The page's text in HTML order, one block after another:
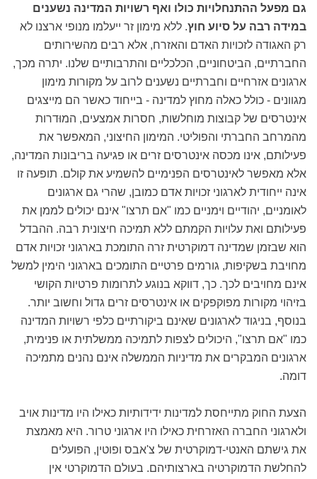
גם מפעל ההתנחלויות כולו ואף רשויות המדינה נשענים
במידה רבה על סיוע חוץ. ללא מימון זר ייעלמו מנופי ארצנו לא
רק האגודה לזכויות האדם והאזרח, אלא רבים מהשירותים
החברתיים, הביטחוניים, הכלכליים והתרבותיים שלנו. יתרה מכך,
ארגונים אזרחיים וחברתיים נשענים לרוב על מקורות מימון
מגוונים - כולל כאלה מחוץ למדינה - בייחוד כאשר הם מייצגים
אינטרסים של קבוצות מוחלשות, חסרות אמצעים, המוּדרות
מהמרחב החברתי והפוליטי. המימון החיצוני, המאפשר את
פעילותם, אינו מכסה אינטרסים זרים או פגיעה בריבונות המדינה,
אלא מאפשר לאינטרסים הפנימיים להשמיע את קולם. תופעה זו
אינה ייחודית לארגוני זכויות אדם כמובן, שהרי גם ארגונים
לאומניים, יהודיים וימניים כמו "אם תרצו" אינם יכולים לממן את
פעילותם ואת עלויות הקמתם ללא תמיכה חיצונית רבה. ההבדל
הוא שבזמן שמדינה דמוקרטית זרה התומכת בארגוני זכויות אדם
מחויבת בשקיפות, גורמים פרטיים התומכים בארגוני הימין למשל
אינם מחויבים לכך. כך, דווקא בנוגע לתרומות פרטיות הקושי
בזיהוי מקורות מפוקפקים או אינטרסים זרים גדול וחשוב יותר.
בנוסף, בניגוד לארגונים שאינם ביקורתיים כלפי רשויות המדינה
כמו "אם תרצו", היכולים לצפות לתמיכה ממשלתית או פנימית,
ארגונים המבקרים את מדיניות הממשלה אינם נהנים מתמיכה
דומה.
הצעת החוק מתייחסת למדינות ידידותיות כאילו היו מדינות אויב
ולארגוני החברה האזרחית כאילו היו ארגוני טרור. היא מאמצת
את גישתם האנטי-דמוקרטית של צ'אבס ופוטין, הפועלים
להחלשת הדמוקרטיה בארצותיהם. בעולם הדמוקרטי אין